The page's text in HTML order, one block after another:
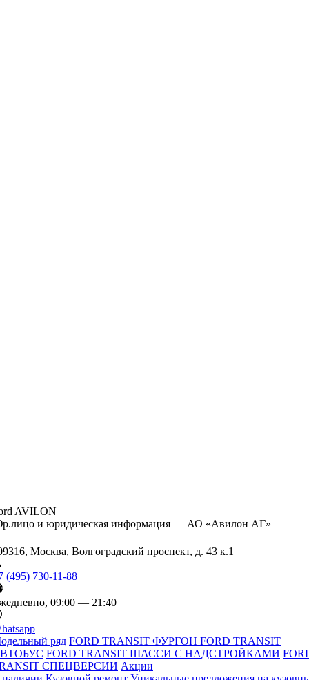
AVILON
и юридическая информация — АО «Авилон АГ»
Москва, Волгоградский проспект, д. 43 к.1
(495) 730-11-88
09:00 — 21:40
ряд FORD TRANSIT ФУРГОН FORD TRANSIT
FORD TRANSIT ШАССИ С НАДСТРОЙКАМИ
СПЕЦВЕРСИИ Акции